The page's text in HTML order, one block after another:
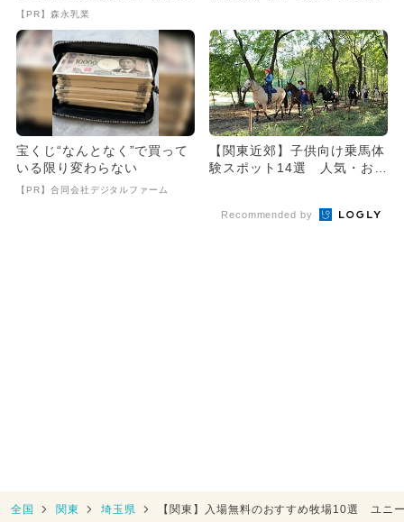
70代続出
【PR】森永乳業
宝くじ“なんとなく”で買って
いる限り変わらない
【PR】合同会社デジタルファーム
【関東近郊】子供向け乗馬体
験スポット14選 人気・おす
Recommended by
全国 関東 埼玉県 【関東】入場無料のおすすめ牧場10選 ユニ